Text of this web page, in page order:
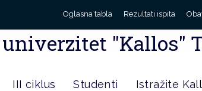
Oglasna tabla Rezultati ispita
"Kallos"
III ciklus Studenti Istražite